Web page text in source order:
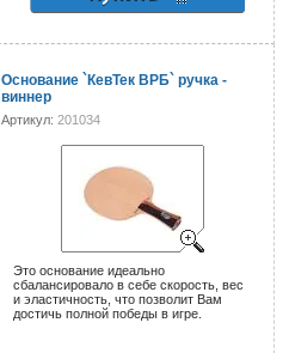
Основание `КевТек ВРБ` ручка -
виннер
Артикул: 201034
Это основание идеально
сбалансировало в себе скорость, вес
и эластичность, что позволит Вам
достичь полной победы в игре.